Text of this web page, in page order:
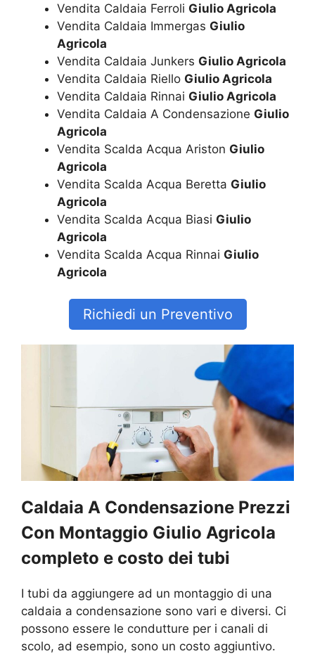
Vendita Caldaia Ferroli Giulio Agricola
Vendita Caldaia Immergas Giulio
Agricola
Vendita Caldaia Junkers Giulio Agricola
Vendita Caldaia Riello Giulio Agricola
Vendita Caldaia Rinnai Giulio Agricola
Vendita Caldaia A Condensazione Giulio
Agricola
Vendita Scalda Acqua Ariston Giulio
Agricola
Vendita Scalda Acqua Beretta Giulio
Agricola
Vendita Scalda Acqua Biasi Giulio
Agricola
Vendita Scalda Acqua Rinnai Giulio
Agricola
Richiedi un Preventivo
Caldaia A Condensazione Prezzi
Con Montaggio Giulio Agricola
completo e costo dei tubi
I tubi da aggiungere ad un montaggio di una
caldaia a condensazione sono vari e diversi. Ci
possono essere le condutture per i canali di
scolo, ad esempio, sono un costo aggiuntivo.